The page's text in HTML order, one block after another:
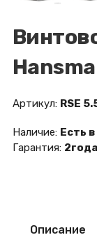
Артикул: RSE
Наличие: Есть
Гарантия: 2года
Описание